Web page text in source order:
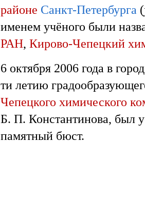
районе Санкт-Петербурга (
именем учёного были
РАН, Кирово-Чепецкий
6 октября 2006 года в
ти летию
Чепецкого химического
Б. П. Константинова, был
памятный бюст.